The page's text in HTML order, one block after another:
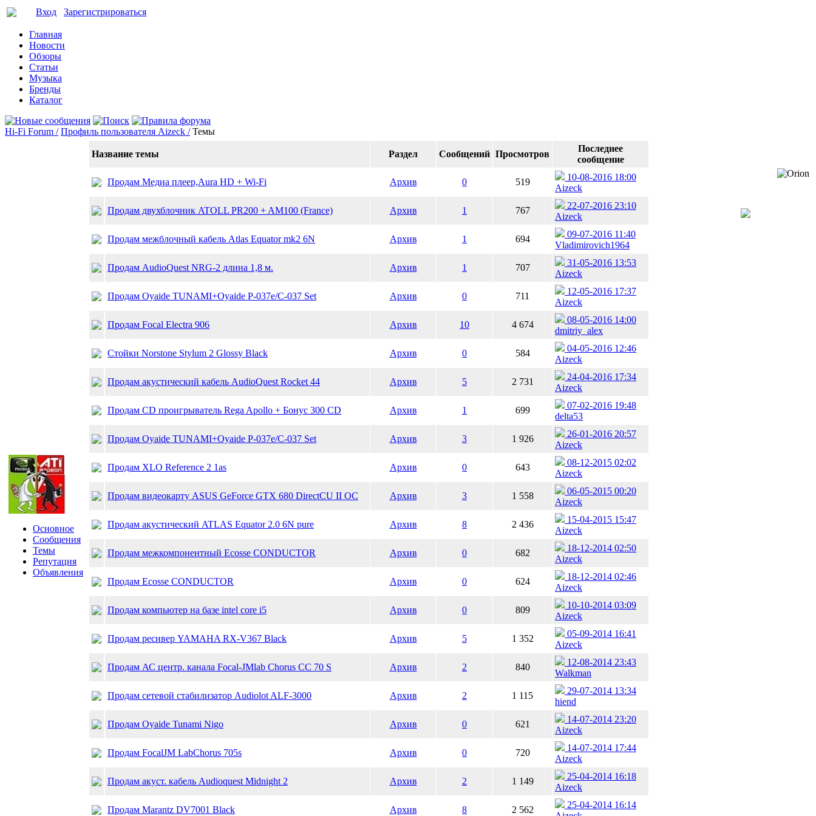
Вход Зарегистрироваться
Главная
Новости
Обзоры
Статьи
Музыка
Бренды
Каталог
Hi-Fi Forum / Профиль пользователя Aizeck / Темы
Основное
Сообщения
Темы
Репутация
Объявления
Название темы Раздел Сообщений Просмотров
Последнее
сообщение
Продам Медиа плеер,Aura HD + Wi-Fi Архив 0 519
10-08-2016 18:00
Aizeck
Продам двухблочник ATOLL PR200 + AM100 (France) Архив 1 767
22-07-2016 23:10
Aizeck
Продам межблочный кабель Atlas Equator mk2 6N Архив 1 694
09-07-2016 11:40
Vladimirovich1964
Продам AudioQuest NRG-2 длина 1,8 м. Архив 1 707
31-05-2016 13:53
Aizeck
Продам Oyaide TUNAMI+Oyaide P-037e/C-037 Set Архив 0 711
12-05-2016 17:37
Aizeck
Продам Focal Electra 906 Архив 10 4 674
08-05-2016 14:00
dmitriy_alex
Стойки Norstone Stylum 2 Glossy Black Архив 0 584
04-05-2016 12:46
Aizeck
Продам акустический кабель AudioQuest Rocket 44 Архив 5 2 731
24-04-2016 17:34
Aizeck
Продам СD проигрыватель Rega Apollo + Бонус 300 СD Архив 1 699
07-02-2016 19:48
delta53
Продам Oyaide TUNAMI+Oyaide P-037e/C-037 Set Архив 3 1 926
26-01-2016 20:57
Aizeck
Продам XLO Reference 2 1as Архив 0 643
08-12-2015 02:02
Aizeck
Продам видеокарту ASUS GeForce GTX 680 DirectCU II ОС Архив 3 1 558
06-05-2015 00:20
Aizeck
Продам акустический ATLAS Equator 2.0 6N pure Архив 8 2 436
15-04-2015 15:47
Aizeck
Продам межкомпонентный Ecosse CONDUCTOR Архив 0 682
18-12-2014 02:50
Aizeck
Продам Ecosse CONDUCTOR Архив 0 624
18-12-2014 02:46
Aizeck
Продам компьютер на базе intel core i5 Архив 0 809
10-10-2014 03:09
Aizeck
Продам ресивер YAMAHA RX-V367 Black Архив 5 1 352
05-09-2014 16:41
Aizeck
Продам АС центр. канала Focal-JMlab Chorus CC 70 S Архив 2 840
12-08-2014 23:43
Walkman
Продам сетевой стабилизатор Audiolot ALF-3000 Архив 2 1 115
29-07-2014 13:34
hiend
Продам Oyaide Tunami Nigo Архив 0 621
14-07-2014 23:20
Aizeck
Продам FocalJM LabChorus 705s Архив 0 720
14-07-2014 17:44
Aizeck
Продам акуст. кабель Audioquest Midnight 2 Архив 2 1 149
25-04-2014 16:18
Aizeck
Продам Marantz DV7001 Black Архив 8 2 562
25-04-2014 16:14